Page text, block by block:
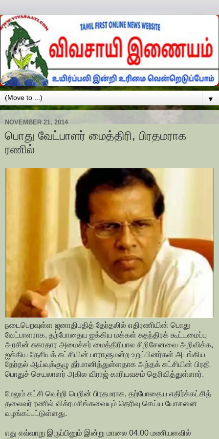
▼
NOVEMBER 21, 2014
பொது வேட்பாளர் மைத்திரி, பிரதமராக
ரணில்
நடைபெறவுள்ள ஜனாதிபதித் தேர்தலில் எதிரணியின் பொது
வேட்பாளராக, தற்போதைய ஐக்கிய மக்கள் சுதந்திரக் கூட்டமைப்பு
அரசின் சுகாதார அமைச்சர் மைத்திரிபால சிறிசேனவை அறிவிக்க,
ஐக்கிய தேசியக் கட்சியின் பாராளுமன்ற உறுப்பினர்கள் அடங்கிய
தேர்தல் ஆய்வுக்குழு தீர்மானித்துள்ளதாக அந்தக் கட்சியின் பிரதி
பொதுச் செயலாளர் அகில விராஜ் காரியவசம் தெரிவித்துள்ளார்.
மேலும் கட்சி வெற்றி பெறின் பிரதமராக, தற்போதைய எதிர்க்கட்சித்
தலைவர் ரணில் விக்ரமசிங்கவையும் தெரிவு செய்ய யோசனை
வழங்கப்பட்டுள்ளது.
எது எவ்வாறு இருப்பினும் இன்று மாலை 04.00 மணியளவில்